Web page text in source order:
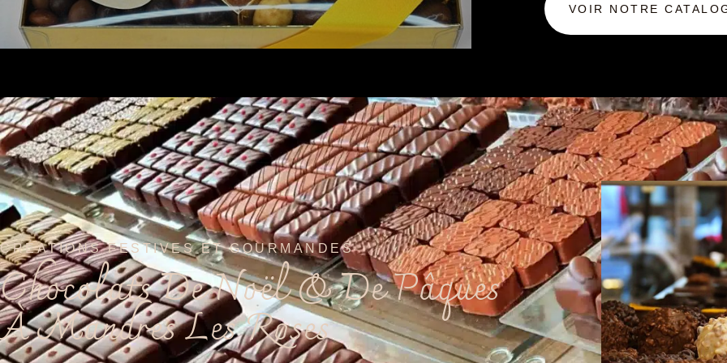
VOIR NOTRE
CRÉATIONS FESTIVES ET GOURMANDES
Chocolats De Noël & De Pâques
À Mandres Les Roses